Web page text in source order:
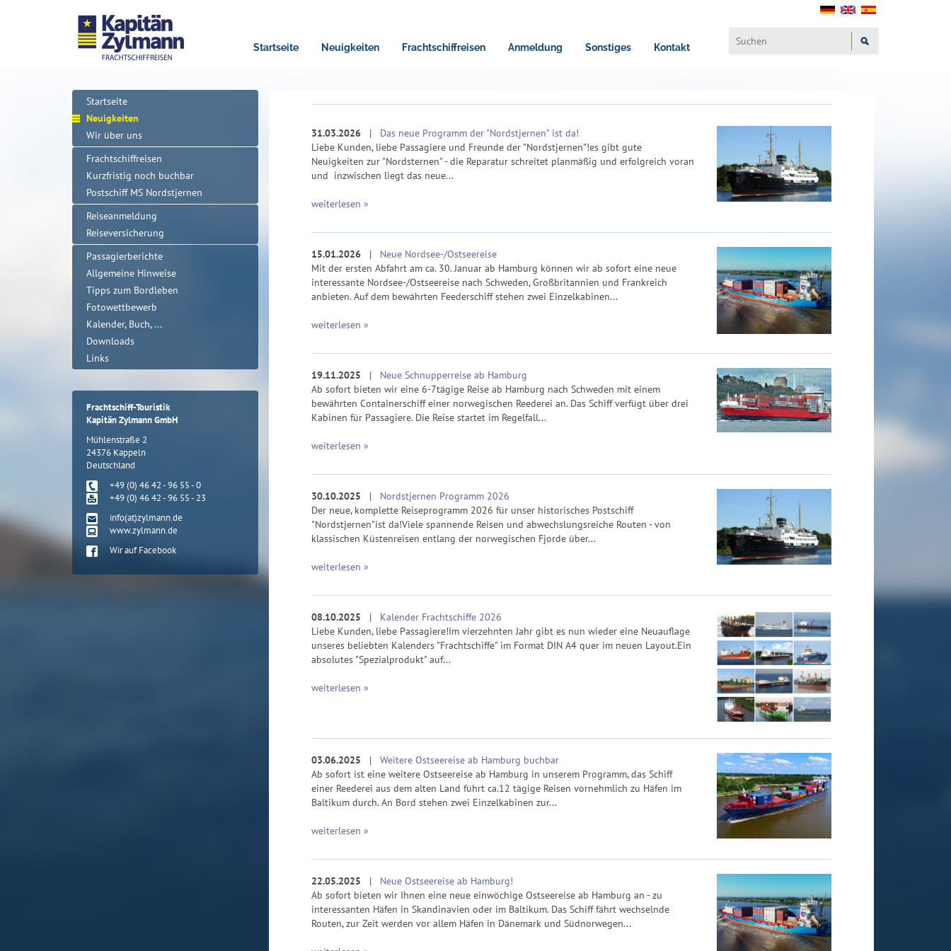
Startseite Neuigkeiten Frachtschiffreisen Anmeldung Sonstiges Kontakt
Startseite
Neuigkeiten
Wir über uns
Frachtschiffreisen
Kurzfristig noch buchbar
Postschiff MS Nordstjernen
Reiseanmeldung
Reiseversicherung
Passagierberichte
Allgemeine Hinweise
Tipps zum Bordleben
Fotowettbewerb
Kalender, Buch, ...
Downloads
Links
Frachtschiff-Touristik
Kapitän Zylmann GmbH
Mühlenstraße 2
24376 Kappeln
Deutschland
+49 (0) 46 42 - 96 55 - 0
+49 (0) 46 42 - 96 55 - 23
info(at)zylmann.de
www.zylmann.de
Wir auf Facebook
31.03.2026| Das neue Programm der "Nordstjernen" ist da!
Liebe Kunden, liebe Passagiere und Freunde der "Nordstjernen"!es gibt gute
Neuigkeiten zur "Nordsternen" - die Reparatur schreitet planmäßig und erfolgreich voran
und inzwischen liegt das neue...
weiterlesen »
15.01.2026| Neue Nordsee-/Ostseereise
Mit der ersten Abfahrt am ca. 30. Januar ab Hamburg können wir ab sofort eine neue
interessante Nordsee-/Ostseereise nach Schweden, Großbritannien und Frankreich
anbieten. Auf dem bewährten Feederschiff stehen zwei Einzelkabinen...
weiterlesen »
19.11.2025 | Neue Schnupperreise ab Hamburg
Ab sofort bieten wir eine 6-7tägige Reise ab Hamburg nach Schweden mit einem
bewährten Containerschiff einer norwegischen Reederei an. Das Schiff verfügt über drei
Kabinen für Passagiere. Die Reise startet im Regelfall...
weiterlesen »
30.10.2025 | Nordstjernen Programm 2026
Der neue, komplette Reiseprogramm 2026 für unser historisches Postschiff
"Nordstjernen"ist da!Viele spannende Reisen und abwechslungsreiche Routen - von
klassischen Küstenreisen entlang der norwegischen Fjorde über...
weiterlesen »
08.10.2025 | Kalender Frachtschiffe 2026
Liebe Kunden, liebe Passagiere!Im vierzehnten Jahr gibt es nun wieder eine Neuauflage
unseres beliebten Kalenders "Frachtschiffe" im Format DIN A4 quer im neuen Layout.Ein
absolutes "Spezialprodukt" auf...
weiterlesen »
03.06.2025 | Weitere Ostseereise ab Hamburg buchbar
Ab sofort ist eine weitere Ostseereise ab Hamburg in unserem Programm, das Schiff
einer Reederei aus dem alten Land führt ca.12 tägige Reisen vornehmlich zu Häfen im
Baltikum durch. An Bord stehen zwei Einzelkabinen zur...
weiterlesen »
22.05.2025 | Neue Ostseereise ab Hamburg!
Ab sofort bieten wir Ihnen eine neue einwöchige Ostseereise ab Hamburg an - zu
interessanten Häfen in Skandinavien oder im Baltikum. Das Schiff fährt wechselnde
Routen, zur Zeit werden vor allem Häfen in Dänemark und Südnorwegen...